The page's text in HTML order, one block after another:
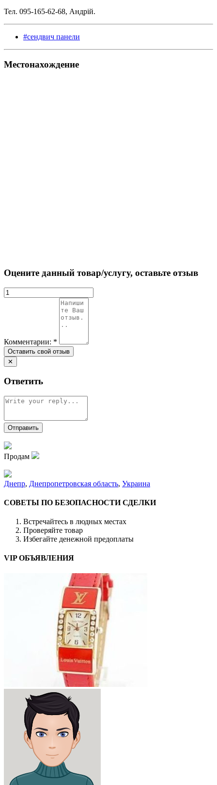
Тел. 095-165-62-68, Андрій.
#сендвич панели
Местонахождение
Оцените данный товар/услугу, оставьте отзыв
Комментарии: *
✕
Ответить
Продам
Днепр, Днепропетровская область, Украина
СОВЕТЫ ПО БЕЗОПАСНОСТИ СДЕЛКИ
Встречайтесь в людных местах
Проверяйте товар
Избегайте денежной предоплаты
VIP ОБЪЯВЛЕНИЯ